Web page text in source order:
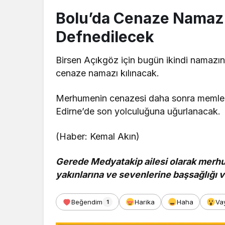
Bolu’da Cenaze
Defnedilecek
Birsen Açıkgöz için bugün ikindi
cenaze namazı kılınacak.
Merhumenin cenazesi daha sonra
Edirne’de son yolculuğuna uğurlanacak.
(Haber: Kemal Akın)
Gerede Medyatakip ailesi olarak
yakınlarına ve sevenlerine başsağlığı
Beğendim 1 Harika Haha